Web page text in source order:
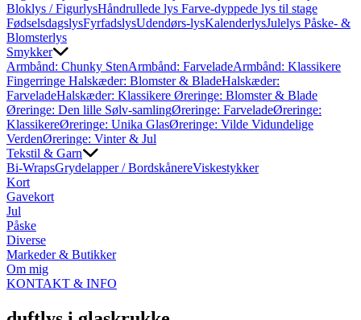
Bloklys / FigurlysHåndrullede lys Farve-dyppede lys til stage
FødselsdagslysFyrfadslysUdendørs-lysKalenderlysJulelys Påske- &
Blomsterlys
Smykker
Armbånd: Chunky StenArmbånd: FarveladeArmbånd: Klassikere
Fingerringe Halskæder: Blomster & BladeHalskæder:
FarveladeHalskæder: Klassikere Øreringe: Blomster & Blade
Øreringe: Den lille Sølv-samlingØreringe: FarveladeØreringe:
KlassikereØreringe: Unika GlasØreringe: Vilde Vidundelige
VerdenØreringe: Vinter & Jul
Tekstil & Garn
Bi-WrapsGrydelapper / BordskånereViskestykker
Kort
Gavekort
Jul
Påske
Diverse
Markeder & Butikker
Om mig
KONTAKT & INFO